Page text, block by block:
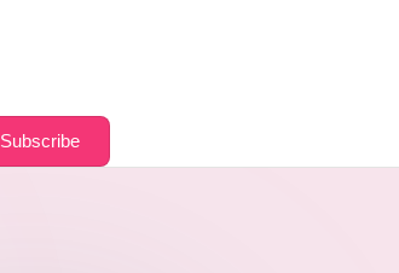
Subscribe